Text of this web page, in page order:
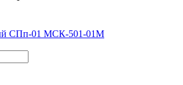
СПп-01 МСК-501-01М